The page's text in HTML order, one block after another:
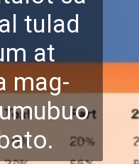
tulad
at
mag-